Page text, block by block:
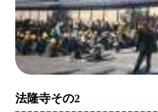
法隆寺その2